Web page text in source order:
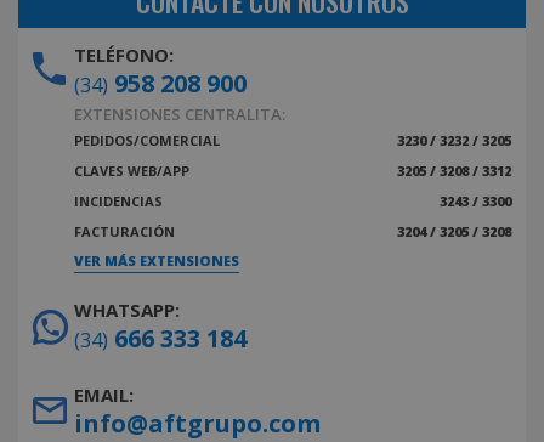
TELÉFONO:
(34) 958 208 900
EXTENSIONES CENTRALITA:
PEDIDOS/COMERCIAL
3230 / 3232 / 3205
CLAVES WEB/APP
3205 / 3208 / 3312
INCIDENCIAS
3243 / 3300
FACTURACIÓN
3204 / 3205 / 3208
VER MÁS EXTENSIONES
WHATSAPP:
(34) 666 333 184
EMAIL:
info@aftgrupo.com